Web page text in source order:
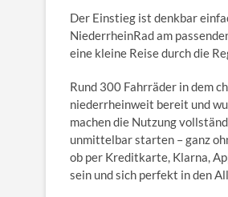
Der Einstieg ist denkbar
NiederrheinRad am
eine kleine Reise durch die
Rund 300 Fahrräder in dem
niederrheinweit bereit und
machen die Nutzung
unmittelbar starten – ganz
ob per Kreditkarte, Klarna,
sein und sich perfekt in den